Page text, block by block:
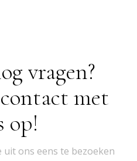
vragen?
met
op!
ons eens te bezoeken